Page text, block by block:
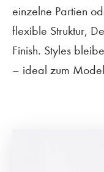
einzelne Partien
flexible Struktur,
Finish. Styles
– ideal zum